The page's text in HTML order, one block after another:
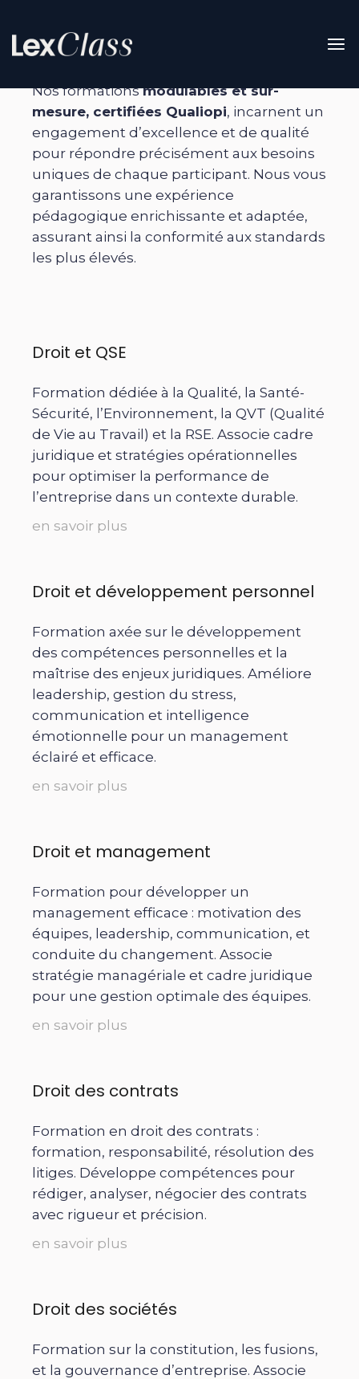
contenuNos formations
Nos formationsmodulables et sur-
mesure, certifiées Qualiopi, incarnent un
engagement d’excellence et de qualité
pour répondre précisément aux besoins
uniques de chaque participant. Nous vous
garantissons une expérience
pédagogique enrichissante et adaptée,
assurant ainsi la conformité aux standards
les plus élevés.
Droit et QSE
Formation dédiée à la Qualité, la Santé-
Sécurité, l’Environnement, la QVT (Qualité
de Vie au Travail) et la RSE. Associe cadre
juridique et stratégies opérationnelles
pour optimiser la performance de
l’entreprise dans un contexte durable.
en savoir plus
Droit et développement personnel
Formation axée sur le développement
des compétences personnelles et la
maîtrise des enjeux juridiques. Améliore
leadership, gestion du stress,
communication et intelligence
émotionnelle pour un management
éclairé et efficace.
en savoir plus
Droit et management
Formation pour développer un
management efficace : motivation des
équipes, leadership, communication, et
conduite du changement. Associe
stratégie managériale et cadre juridique
pour une gestion optimale des équipes.
en savoir plus
Droit des contrats
Formation en droit des contrats :
formation, responsabilité, résolution des
litiges. Développe compétences pour
rédiger, analyser, négocier des contrats
avec rigueur et précision.
en savoir plus
Droit des sociétés
Formation sur la constitution, les fusions,
et la gouvernance d’entreprise. Associe